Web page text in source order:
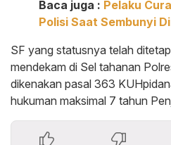
Baca juga : Pelaku
Polisi Saat Sembunyi
SF yang statusnya telah
mendekam di Sel tahanan
dikenakan pasal 363
hukuman maksimal 7 tahun